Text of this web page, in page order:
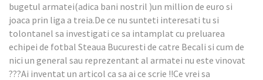
bugetul armatei(adica bani nostril )un million de euro si
joaca prin liga a treia.De ce nu sunteti interesati tu si
tolontanel sa investigati ce sa intamplat cu preluarea
echipei de fotbal Steaua Bucuresti de catre Becali si cum de
nici un general sau reprezentant al armatei nu este vinovat
???Ai inventat un articol ca sa ai ce scrie !!Ce vrei sa